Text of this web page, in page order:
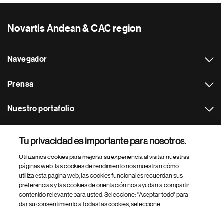
Novartis Andean & CAC region
Navegador
Prensa
Nuestro portafolio
Footer Site Search
Tu privacidad es importante para nosotros.
Utilizamos cookies para mejorar su experiencia al visitar nuestras
páginas web: las cookies de rendimiento nos muestran cómo
utiliza esta página web, las cookies funcionales recuerdan sus
preferencias y las cookies de orientación nos ayudan a compartir
contenido relevante para usted. Seleccione: "Aceptar todo" para
dar su consentimiento a todas las cookies, seleccione